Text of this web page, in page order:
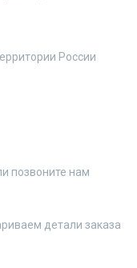
России
позвоните нам
детали заказа